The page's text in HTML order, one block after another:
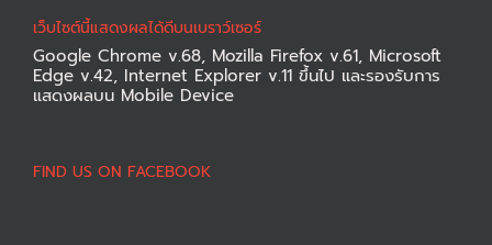
เว็บไซต์นี้แสดงผลได้ดีบนเบราว์เซอร์
Google Chrome v.68, Mozilla Firefox v.61, Microsoft
Edge v.42, Internet Explorer v.11 ขึ้นไป และรองรับการ
แสดงผลบน Mobile Device
FIND US ON FACEBOOK